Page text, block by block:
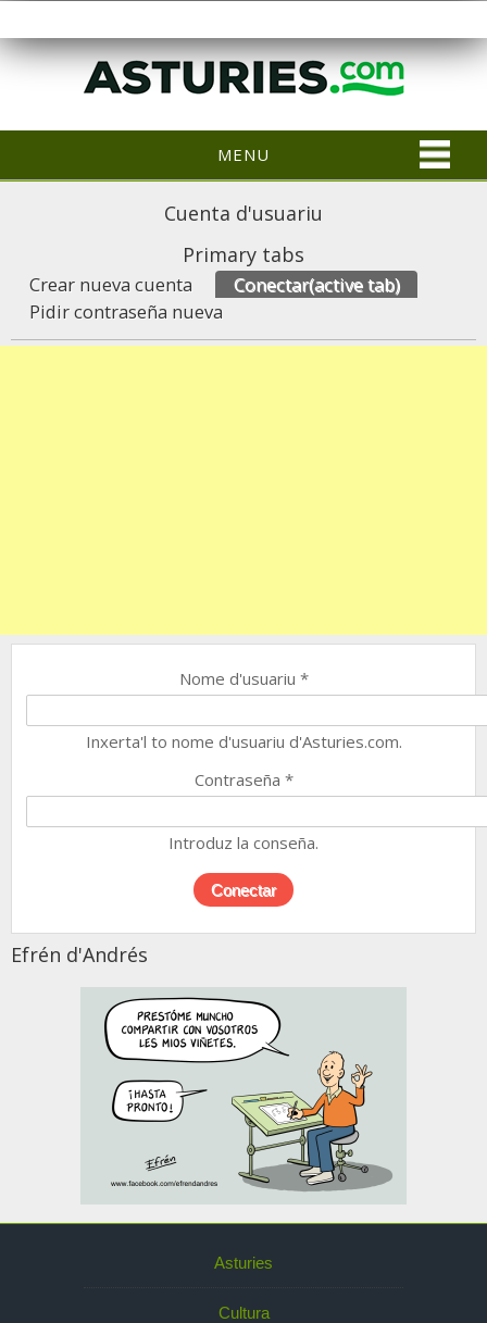
MENU
Cuenta d'usuariu
Primary tabs
Crear nueva cuenta Conectar(active tab)
Pidir contraseña nueva
Nome d'usuariu *
Inxerta'l to nome d'usuariu d'Asturies.com.
Contraseña *
Introduz la conseña.
Efrén d'Andrés
Asturies
Cultura